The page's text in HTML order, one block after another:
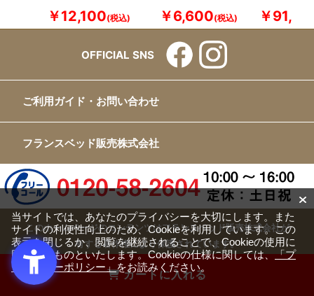
カートに入れる
￥12,100 ￥6,600 ￥
OFFICIAL SNS
ご利用ガイド・お問い合わせ
フランスベッド販売株式会社
このホームページのコンテンツはフランスベッド販売株式会社が
有する著作権により保護されています。
すべての文章、画像、動画などを、私的利用の範囲を超えて、許
可なく複製、改変、転載することは禁じられています。
Copyright(c) FRANCEBED Sales Co., ltd. All Rights Reserved.
当サイトでは、あなたのプライバシーを大切にします。また
サイトの利便性向上のため、Cookieを利用しています。この
表示を閉じるか、閲覧を継続されることで、Cookieの使用に
同意するものといたします。Cookieの仕様に関しては、「プ
ライバシーポリシー」をお読みください。